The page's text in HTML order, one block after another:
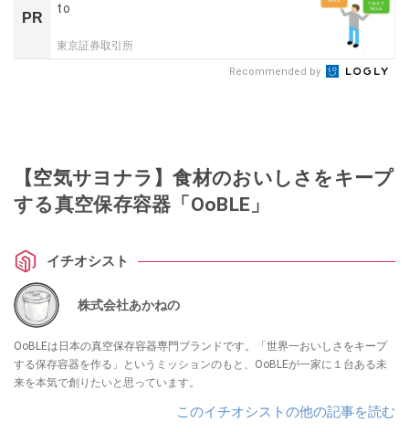
PR
to
東京証券取引所
Recommended by
【空気サヨナラ】食材のおいしさをキープ
する真空保存容器「OoBLE」
イチオシスト
株式会社あかねの
OoBLEは日本の真空保存容器専門ブランドです。「世界一おいしさをキープ
する保存容器を作る」というミッションのもと、OoBLEが一家に１台ある未
来を本気で創りたいと思っています。
このイチオシストの他の記事を読む